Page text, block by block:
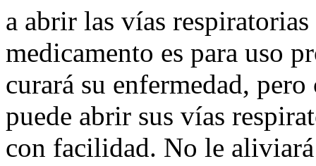
a abrir las vías
medicamento es para uso
curará su enfermedad,
puede abrir sus vías
con facilidad. No le